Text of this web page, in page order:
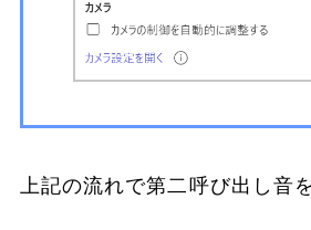
上記の流れで第二呼び出し音